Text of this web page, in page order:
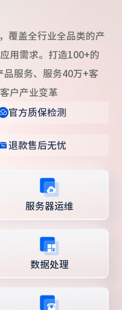
覆盖全行业全品类的产
用需求。打造100+的
服务、服务40万+客
户产业变革
官方质保检测
退款售后无忧
服务器运维
数据处理